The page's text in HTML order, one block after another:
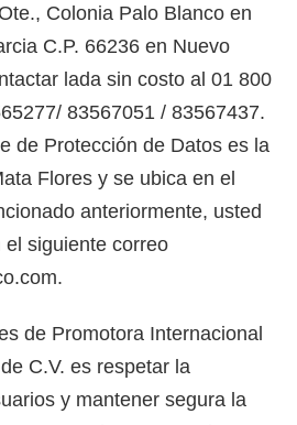
Colonia Palo Blanco en
C.P. 66236 en Nuevo
lada sin costo al 01 800
83567051 / 83567437.
de Protección de Datos es la
Flores y se ubica en el
anteriormente, usted
siguiente correo
de Promotora Internacional
C.V. es respetar la
y mantener segura la